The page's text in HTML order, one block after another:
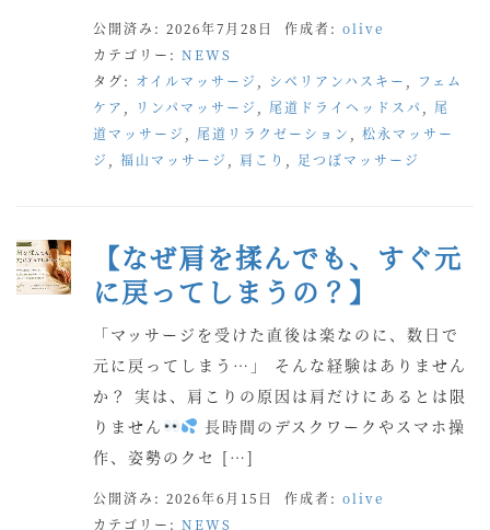
公開済み: 2026年7月28日 作成者: olive
カテゴリー: NEWS
タグ: オイルマッサージ シベリアンハスキー
フェム
ケア
リンパマッサージ 尾道ドライヘッドスパ
尾
道マッサージ
尾道リラクゼーション
松永マッサー
ジ
福山マッサージ 肩こり 足つぼマッサージ
【なぜ肩を揉んでも、すぐ元
に戻ってしまうの？】
「マッサージを受けた直後は楽なのに、数日で
元に戻ってしまう…」 そんな経験はありません
か？ 実は、肩こりの原因は肩だけにあるとは限
りません
長時間のデスクワークやスマホ操
作、姿勢のクセ […]
公開済み: 2026年6月15日 作成者: olive
カテゴリー: NEWS